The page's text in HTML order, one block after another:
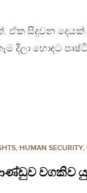
ඒක සිදුවන
දීලා හොඳට
, HUMAN SECURITY,
වගකිව